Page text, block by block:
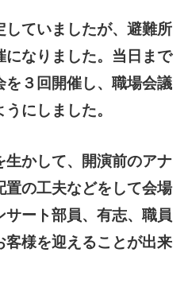
ていましたが、避難所
になりました。当日まで
を３回開催し、職場会議
にしました。
生かして、開演前のアナ
置の工夫などをして会場
ート部員、有志、職員
客様を迎えることが出来